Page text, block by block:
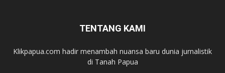
TENTANG KAMI
Klikpapua.com hadir menambah nuansa baru dunia jurnalistik
di Tanah Papua